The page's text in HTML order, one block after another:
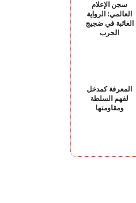
سجن الإعلام
العالمي: الرواية
الغائبة في ضجيج
الحرب
المعرفة كمدخل
لفهم السلطة
ومقاومتها